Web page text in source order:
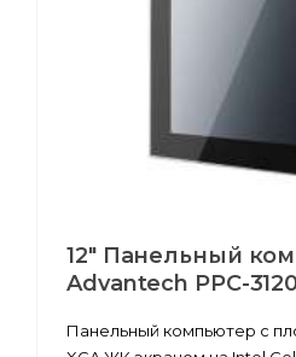
12" Панельный
Advantech PPC-
Панельный компьютер с